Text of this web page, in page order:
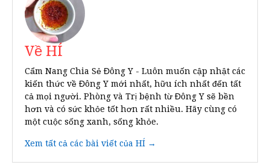
Về HÍ
Cẩm Nang Chia Sẻ Đông Y - Luôn muốn cập nhật các
kiến thức về Đông Y mới nhất, hữu ích nhất đến tất
cả mọi người. Phòng và Trị bệnh từ Đông Y sẽ bền
hơn và có sức khỏe tốt hơn rất nhiều. Hãy cùng có
một cuộc sống xanh, sống khỏe.
Xem tất cả các bài viết của HÍ →